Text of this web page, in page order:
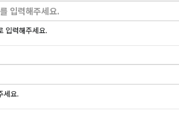
력해주세요.
세요.